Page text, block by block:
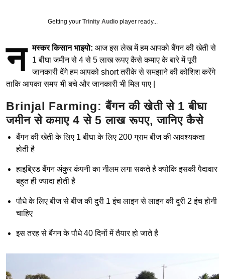
Getting your Trinity Audio player ready...
न मस्कर किसान भाइयो: आज इस लेख में हम आपको बैंगन की खेती से
1 बीघा जमीन से 4 से 5 लाख रूपए कैसे कमाए के बारे में पूरी
जानकारी देंगे हम आपको short तरीके से समझाने की कोशिश करेंगे
ताकि आपका समय भी बचे और जानकारी भी मिल पाए |
Brinjal Farming: बैंगन की खेती से 1 बीघा
जमीन से कमाए 4 से 5 लाख रूपए, जानिए कैसे
बैंगन की खेती के लिए 1 बीघा के लिए 200 ग्राम बीज की आवश्यकता
होती है
हाइब्रिड बैंगन अंकुर कंपनी का नीलम लगा सकते है क्योकि इसकी पैदावार
बहुत ही ज्यादा होती है
पौधे के लिए बीज से बीज की दुरी 1 इंच लाइन से लाइन की दुरी 2 इंच होनी
चाहिए
इस तरह से बैंगन के पौधे 40 दिनों में तैयार हो जाते है